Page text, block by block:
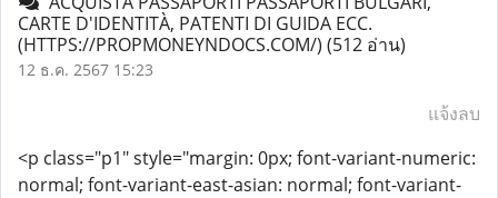
CARTE D'IDENTITÀ, PATENTI DI GUIDA ECC.
(HTTPS://PROPMONEYNDOCS.COM/) (512 อ่าน)
12 ธ.ค. 2567 15:23
แจ้งลบ
<p class="p1" style="margin: 0px; font-variant-numeric:
normal; font-variant-east-asian: normal; font-variant-